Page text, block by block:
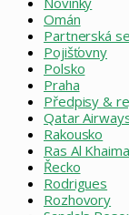
Omán
Partnerská
Pojišťovny
Polsko
Praha
Předpisy &
Qatar
Rakousko
Ras Al
Řecko
Rodrigues
Rozhovory